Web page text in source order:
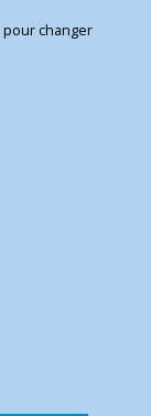
pour changer